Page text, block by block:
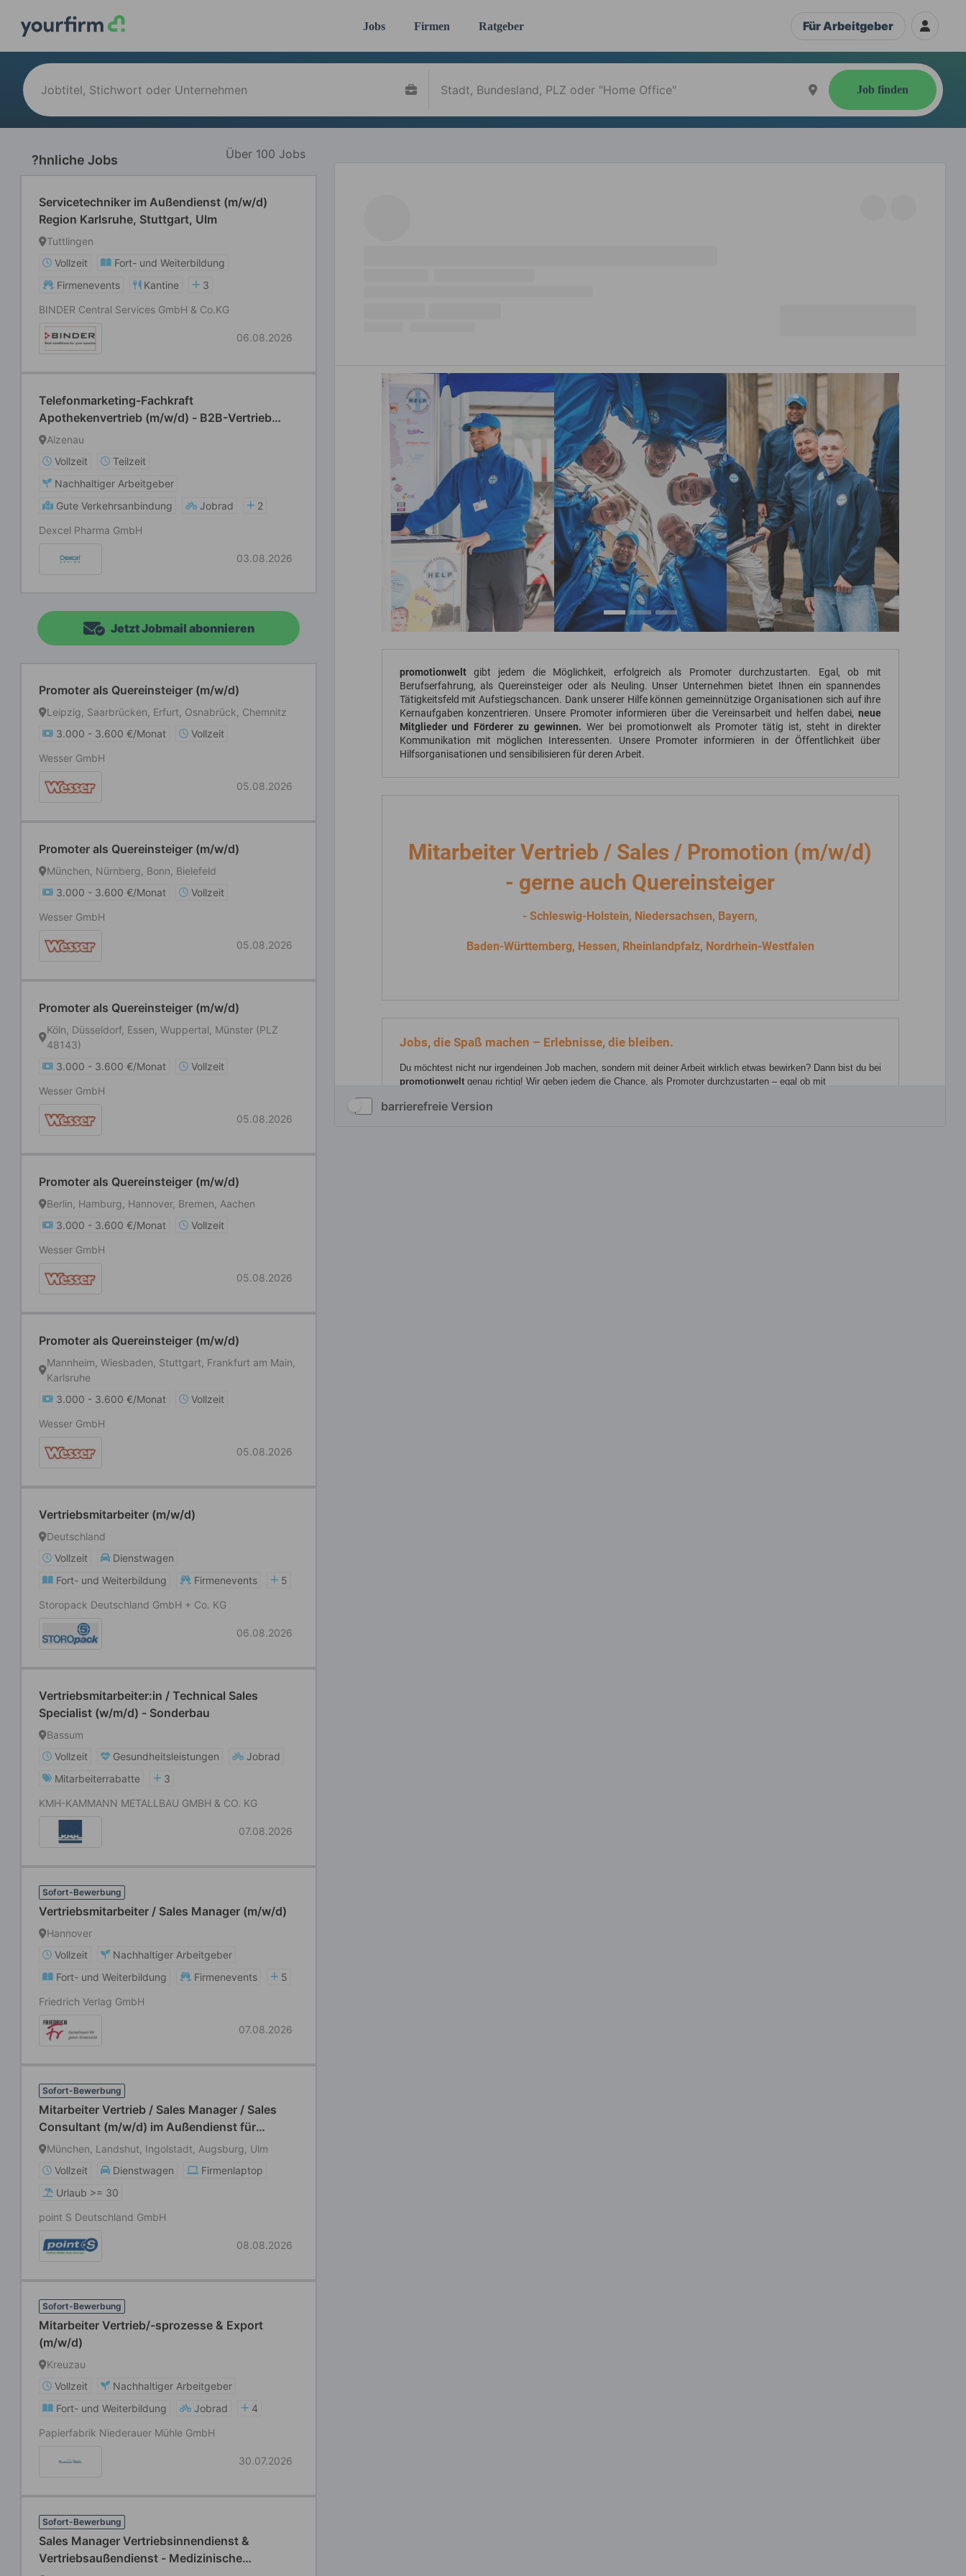
Jobs Firmen Ratgeber Für Arbeitgeber
Job finden
?hnliche Jobs Über 100 Jobs
Servicetechniker im Außendienst (m/w/d)
Region Karlsruhe, Stuttgart, Ulm
Tuttlingen
Vollzeit
Fort- und Weiterbildung
Firmenevents
Kantine
3
BINDER Central Services GmbH & Co.KG
06.08.2026
Telefonmarketing-Fachkraft
Apothekenvertrieb (m/w/d) - B2B-Vertrieb
Pharma
Alzenau
Vollzeit
Teilzeit
Nachhaltiger Arbeitgeber
Gute Verkehrsanbindung
Jobrad
2
Dexcel Pharma GmbH
03.08.2026
Jetzt Jobmail abonnieren
Promoter als Quereinsteiger (m/w/d)
Leipzig, Saarbrücken, Erfurt, Osnabrück, Chemnitz
3.000 - 3.600 €/Monat
Vollzeit
Wesser GmbH
05.08.2026
Promoter als Quereinsteiger (m/w/d)
München, Nürnberg, Bonn, Bielefeld
3.000 - 3.600 €/Monat
Vollzeit
Wesser GmbH
05.08.2026
Promoter als Quereinsteiger (m/w/d)
Köln, Düsseldorf, Essen, Wuppertal, Münster (PLZ
48143)
3.000 - 3.600 €/Monat
Vollzeit
Wesser GmbH
05.08.2026
Promoter als Quereinsteiger (m/w/d)
Berlin, Hamburg, Hannover, Bremen, Aachen
3.000 - 3.600 €/Monat
Vollzeit
Wesser GmbH
05.08.2026
Promoter als Quereinsteiger (m/w/d)
Mannheim, Wiesbaden, Stuttgart, Frankfurt am Main,
Karlsruhe
3.000 - 3.600 €/Monat
Vollzeit
Wesser GmbH
05.08.2026
Vertriebsmitarbeiter (m/w/d)
Deutschland
Vollzeit
Dienstwagen
Fort- und Weiterbildung
Firmenevents
5
Storopack Deutschland GmbH + Co. KG
06.08.2026
Vertriebsmitarbeiter:in / Technical Sales
Specialist (w/m/d) - Sonderbau
Bassum
Vollzeit
Gesundheitsleistungen
Jobrad
Mitarbeiterrabatte
3
KMH-KAMMANN METALLBAU GMBH & CO. KG
07.08.2026
Sofort-Bewerbung
Vertriebsmitarbeiter / Sales Manager (m/w/d)
Hannover
Vollzeit
Nachhaltiger Arbeitgeber
Fort- und Weiterbildung
Firmenevents
5
Friedrich Verlag GmbH
07.08.2026
Sofort-Bewerbung
Mitarbeiter Vertrieb / Sales Manager / Sales
Consultant (m/w/d) im Außendienst für
Postleitzahlbereich 8
München, Landshut, Ingolstadt, Augsburg, Ulm
Vollzeit
Dienstwagen
Firmenlaptop
Urlaub >= 30
point S Deutschland GmbH
08.08.2026
Sofort-Bewerbung
Mitarbeiter Vertrieb/-sprozesse & Export
(m/w/d)
Kreuzau
Vollzeit
Nachhaltiger Arbeitgeber
Fort- und Weiterbildung
Jobrad
4
Papierfabrik Niederauer Mühle GmbH
30.07.2026
Sofort-Bewerbung
Sales Manager Vertriebsinnendienst &
Vertriebsaußendienst - Medizinische
barrierefreie Version